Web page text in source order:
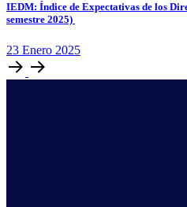
IEDM: Índice de Expectativas de los
semestre 2025)
23 Enero 2025